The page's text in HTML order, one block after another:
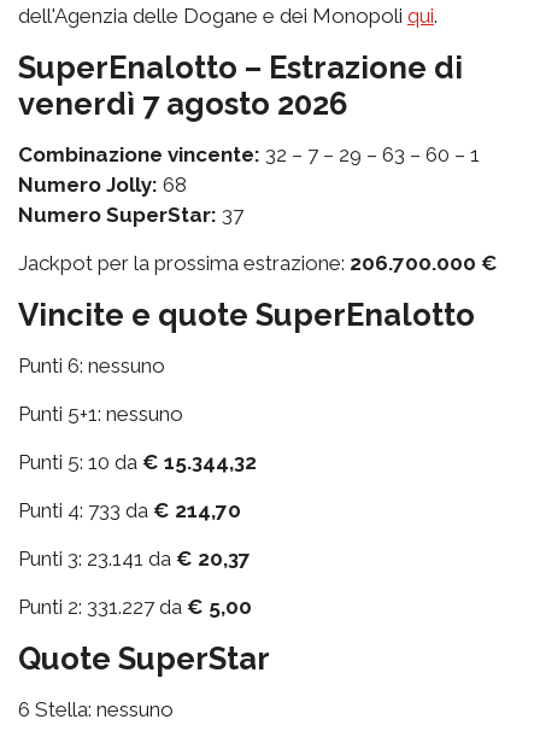
dell'Agenzia delle Dogane e dei Monopoli qui.
SuperEnalotto – Estrazione di
venerdì 7 agosto 2026
Combinazione vincente: 32 – 7 – 29 – 63 – 60 – 1
Numero Jolly: 68
Numero SuperStar: 37
Jackpot per la prossima estrazione: 206.700.000 €
Vincite e quote SuperEnalotto
Punti 6: nessuno
Punti 5+1: nessuno
Punti 5: 10 da € 15.344,32
Punti 4: 733 da € 214,70
Punti 3: 23.141 da € 20,37
Punti 2: 331.227 da € 5,00
Quote SuperStar
6 Stella: nessuno